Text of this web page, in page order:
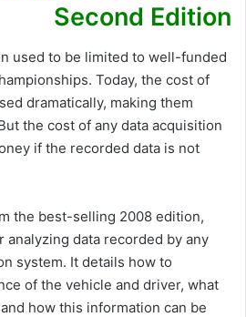
Second Edition
used to be limited to well-funded
Today, the cost of
dramatically, making them
the cost of any data acquisition
if the recorded data is not
the best-selling 2008 edition,
data recorded by any
system. It details how to
of the vehicle and driver, what
how this information can be